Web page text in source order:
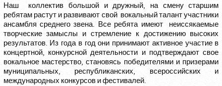
Наш коллектив большой и дружный, на смену старшим
ребятам растут и развивают свой вокальный талант участники
ансамбля среднего звена. Все ребята имеют неиссякаемые
творческие замыслы и стремление к достижению высоких
результатов. Из года в год они принимают активное участие в
концертной, конкурсной деятельности и подтверждают свое
вокальное мастерство, становясь победителями и призерами
муниципальных, республиканских, всероссийских и
международных конкурсов и фестивалей.